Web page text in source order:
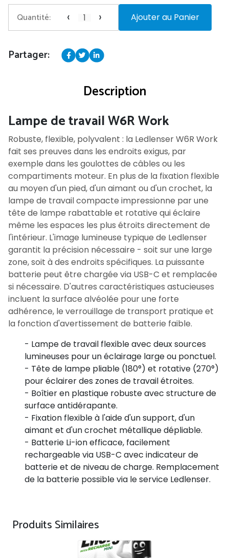
Quantité: ‹ › Ajouter au Panier
Partager:
Description
Lampe de travail W6R Work
Robuste, flexible, polyvalent : la Ledlenser W6R Work
fait ses preuves dans les endroits exigus, par
exemple dans les goulottes de câbles ou les
compartiments moteur. En plus de la fixation flexible
au moyen d'un pied, d'un aimant ou d'un crochet, la
lampe de travail compacte impressionne par une
tête de lampe rabattable et rotative qui éclaire
même les espaces les plus étroits directement de
l'intérieur. L'image lumineuse typique de Ledlenser
garantit la précision nécessaire - soit sur une large
zone, soit à des endroits spécifiques. La puissante
batterie peut être chargée via USB-C et remplacée
si nécessaire. D'autres caractéristiques astucieuses
incluent la surface alvéolée pour une forte
adhérence, le verrouillage de transport pratique et
la fonction d'avertissement de batterie faible.
- Lampe de travail flexible avec deux sources
lumineuses pour un éclairage large ou ponctuel.
- Tête de lampe pliable (180°) et rotative (270°)
pour éclairer des zones de travail étroites.
- Boîtier en plastique robuste avec structure de
surface antidérapante.
- Fixation flexible à l'aide d'un support, d'un
aimant et d'un crochet métallique dépliable.
- Batterie Li-ion efficace, facilement
rechargeable via USB-C avec indicateur de
batterie et de niveau de charge. Remplacement
de la batterie possible via le service Ledlenser.
Produits Similaires